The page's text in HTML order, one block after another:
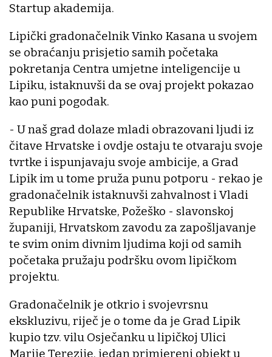
Startup akademija.
Lipički gradonačelnik Vinko Kasana u svojem
se obraćanju prisjetio samih početaka
pokretanja Centra umjetne inteligencije u
Lipiku, istaknuvši da se ovaj projekt pokazao
kao puni pogodak.
- U naš grad dolaze mladi obrazovani ljudi iz
čitave Hrvatske i ovdje ostaju te otvaraju svoje
tvrtke i ispunjavaju svoje ambicije, a Grad
Lipik im u tome pruža punu potporu - rekao je
gradonačelnik istaknuvši zahvalnost i Vladi
Republike Hrvatske, Požeško - slavonskoj
županiji, Hrvatskom zavodu za zapošljavanje
te svim onim divnim ljudima koji od samih
početaka pružaju podršku ovom lipičkom
projektu.
Gradonačelnik je otkrio i svojevrsnu
ekskluzivu, riječ je o tome da je Grad Lipik
kupio tzv. vilu Osječanku u lipičkoj Ulici
Marije Terezije, jedan primjereni objekt u